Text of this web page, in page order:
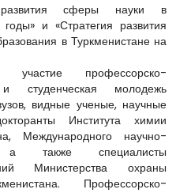
сферы науки в
и «Стратегия развития
в Туркменистане на
профессорско-
и студенческая молодежь
видные ученые, научные
Института химии
Международного научно-
а также специалисты
Министерства охраны
Профессорско-